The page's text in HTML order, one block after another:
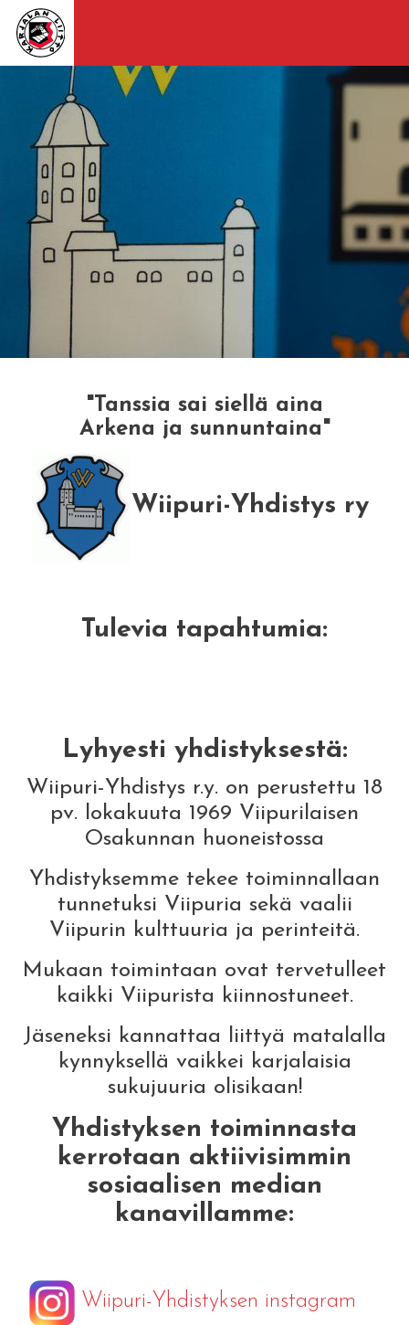
"Tanssia sai siellä aina
Arkena ja sunnuntaina"
Wiipuri-Yhdistys ry
Tulevia tapahtumia:
Lyhyesti yhdistyksestä:
Wiipuri-Yhdistys r.y. on perustettu 18
pv. lokakuuta 1969 Viipurilaisen
Osakunnan huoneistossa
Yhdistyksemme tekee toiminnallaan
tunnetuksi Viipuria sekä vaalii
Viipurin kulttuuria ja perinteitä.
Mukaan toimintaan ovat tervetulleet
kaikki Viipurista kiinnostuneet.
Jäseneksi kannattaa liittyä matalalla
kynnyksellä vaikkei karjalaisia
sukujuuria olisikaan!
Yhdistyksen toiminnasta
kerrotaan aktiivisimmin
sosiaalisen median
kanavillamme:
Wiipuri-Yhdistyksen instagram